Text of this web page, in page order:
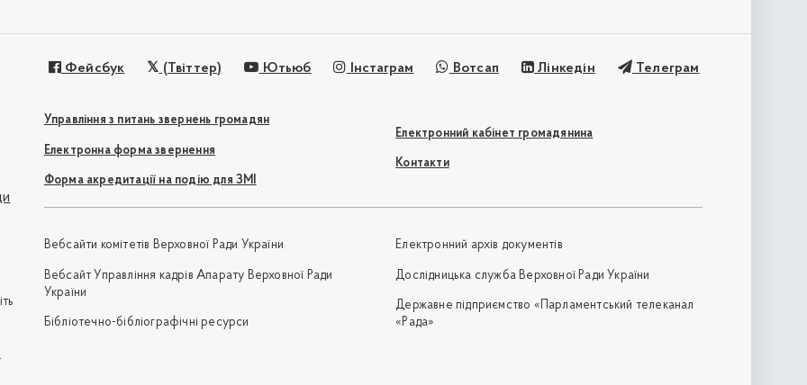
Фейсбук (Твіттер) Ютьюб Інстаграм Вотсап Лінкедін Телеграм
Управління з питань звернень громадян
Електронна форма звернення
Форма акредитації на подію для ЗМІ
Електронний кабінет громадянина
Контакти
Вебсайти комітетів Верховної Ради України
Вебсайт Управління кадрів Апарату Верховної Ради
України
Бібліотечно-бібліографічні ресурси
Електронний архів документів
Дослідницька служба Верховної Ради України
Державне підприємство «Парламентський телеканал
«Рада»